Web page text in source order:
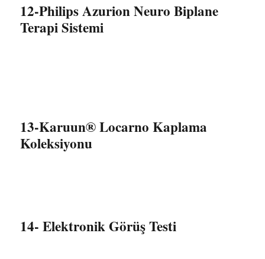
12-Philips Azurion Neuro Biplane
Terapi Sistemi
13-Karuun® Locarno Kaplama
Koleksiyonu
14- Elektronik Görüş Testi